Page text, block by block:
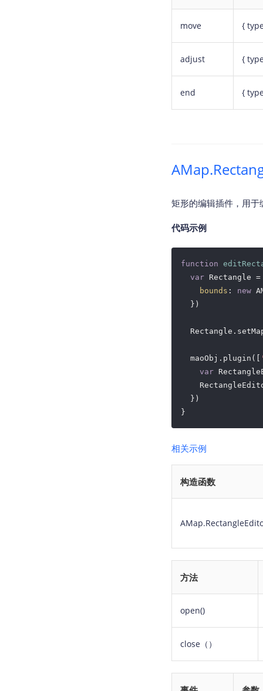
move {
adjust {
end {
矩形的编辑插件，用
代码示例
function
var Rectangle
bounds : new
  })
  maoObj.plugin([
var
  })
}
相关示例
构造函数
方法
open()
close（）